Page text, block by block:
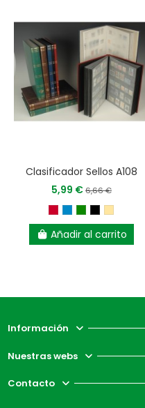
Clasificador Sellos A108
5,99 €6,66 €
Añadir al carrito
Información
Nuestras webs
Contacto